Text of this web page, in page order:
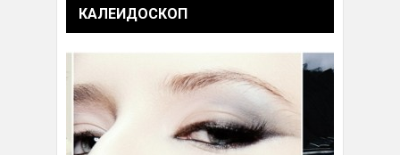
КАЛЕИДОСКОП